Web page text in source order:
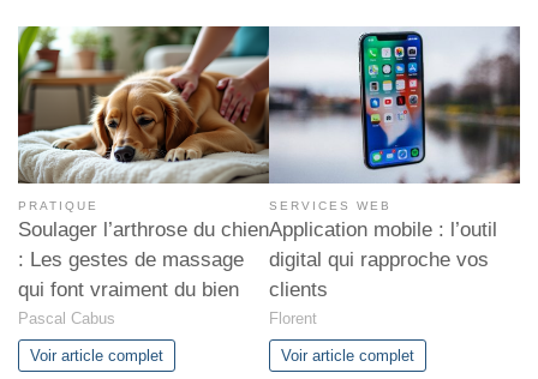
PRATIQUE
Soulager l’arthrose du chien
: Les gestes de massage
qui font vraiment du bien
Pascal Cabus
Voir article complet
SERVICES WEB
Application mobile : l’outil
digital qui rapproche vos
clients
Florent
Voir article complet